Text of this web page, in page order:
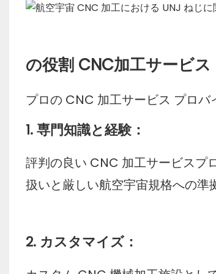
の役割 CNC加工サービス
プロの CNC 加工サービス プロバ
1. 専門知識と経験：
評判の良い CNC 加工サービスプ
扱いと厳しい航空宇宙規格への準
2. カスタマイズ：